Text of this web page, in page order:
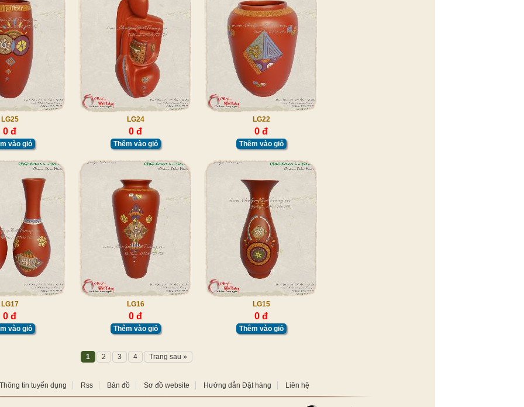
LG25
0 đ
vào giỏ
LG24
0 đ
Thêm vào giỏ
LG22
0 đ
Thêm vào giỏ
LG17
0 đ
vào giỏ
LG16
0 đ
Thêm vào giỏ
LG15
0 đ
Thêm vào giỏ
1 2 3 4 Trang sau »
tin tuyển dụng Rss Bản đồ Sơ đồ website Hướng dẫn Đặt hàng Liên hệ